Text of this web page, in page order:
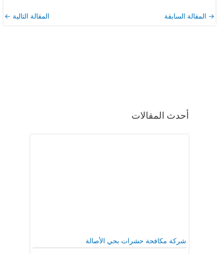
أحدث المقالات
شركة مكافحة حشرات بحي الأصالة
→ المقالة السابقة المقالة التالية ←